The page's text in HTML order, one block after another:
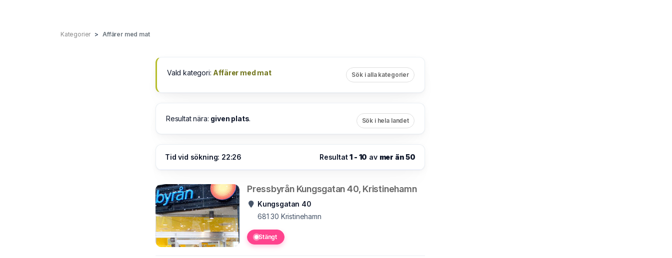
Kategorier Affärer med mat
Vald kategori: Affärer med mat Sök i alla kategorier
Resultat nära: given plats. Sök i hela landet
Tid vid sökning: 22:26 Resultat1 - 10 av mer än 50
Pressbyrån Kungsgatan 40, Kristinehamn
Kungsgatan 40
681 30 Kristinehamn
Stängt